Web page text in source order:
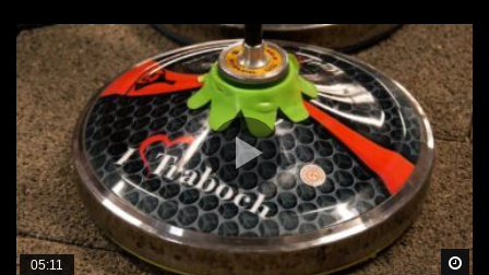
05:11